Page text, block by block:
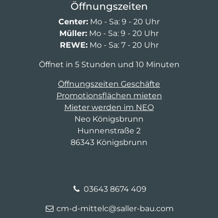
Öffnungszeiten
Center: Mo - Sa: 9 - 20 Uhr
Müller: Mo - Sa: 9 - 20 Uhr
REWE:Mo - Sa: 7 - 20 Uhr
Öffnet in 5 Stunden und 10 Minuten
Öffnungszeiten Geschäfte
Promotionsflächen mieten
Mieter werden im NEO
Neo Königsbrunn
Hunnenstraße 2
86343 Königsbrunn
03643 8674 409
cm-d-mittelc@saller-bau.com